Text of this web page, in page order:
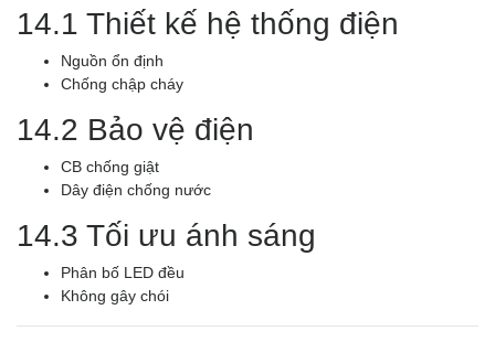
14.1 Thiết kế hệ thống điện
Nguồn ổn định
Chống chập cháy
14.2 Bảo vệ điện
CB chống giật
Dây điện chống nước
14.3 Tối ưu ánh sáng
Phân bố LED đều
Không gây chói